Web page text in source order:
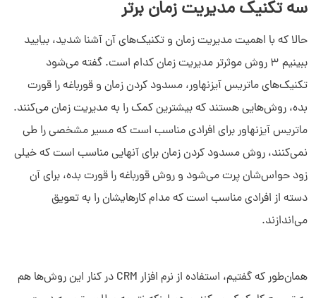
سه تکنیک مدیریت زمان برتر
حالا که با اهمیت مدیریت زمان و تکنیک‌های آن آشنا شدید، بیایید
ببینیم 3 روش موثرتر مدیریت زمان کدام است. گفته می‌شود
تکنیک‌های ماتریس آیزنهاور، مسدود کردن زمان و قورباغه را قورت
بده، روش‌هایی هستند که بیشترین کمک را به مدیریت زمان می‌کنند.
ماتریس آیزنهاور برای افرادی مناسب است که مسیر مشخصی را طی
نمی‌کنند، روش مسدود کردن زمان برای آنهایی مناسب است که خیلی
زود حواس‌شان پرت می‌شود و روش قورباغه را قورت بده، برای آن
دسته از افرادی مناسب است که مدام کارهایشان را به تعویق
می‌اندازند.
همان‌طور که گفتیم، استفاده از نرم افزار CRM در کنار این روش‌ها هم